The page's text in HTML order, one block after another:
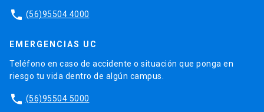
phone (56)95504 4000
EMERGENCIAS UC
Teléfono en caso de accidente o situación que ponga en
riesgo tu vida dentro de algún campus.
phone (56)95504 5000